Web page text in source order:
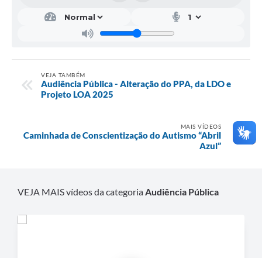
VEJA TAMBÉM
Audiência Pública - Alteração do PPA, da LDO e
Projeto LOA 2025
MAIS VÍDEOS
Caminhada de Conscientização do Autismo “Abril
Azul”
VEJA MAIS vídeos da categoriaAudiência Pública